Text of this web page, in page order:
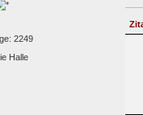
2249
Halle